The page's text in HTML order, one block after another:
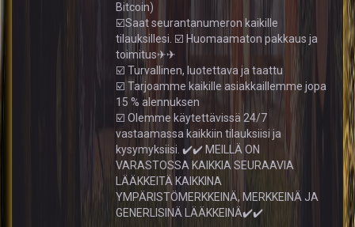
Bitcoin)
☑️Saat seurantanumeron kaikille
tilauksillesi. ☑️ Huomaamaton pakkaus ja
toimitus✈✈
☑️ Turvallinen, luotettava ja taattu
☑️ Tarjoamme kaikille asiakkaillemme jopa
15 % alennuksen
☑️ Olemme käytettävissä 24/7
vastaamassa kaikkiin tilauksiisi ja
kysymyksiisi. ✔️✔️ MEILLÄ ON
VARASTOSSA KAIKKIA SEURAAVIA
LÄÄKKEITÄ KAIKKINA
YMPÄRISTÖMERKKEINÄ, MERKKEINÄ JA
GENERLISINÄ LÄÄKKEINÄ✔️✔️